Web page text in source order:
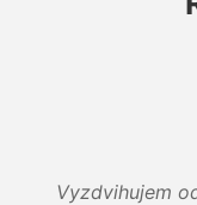
Vyzdvihujem